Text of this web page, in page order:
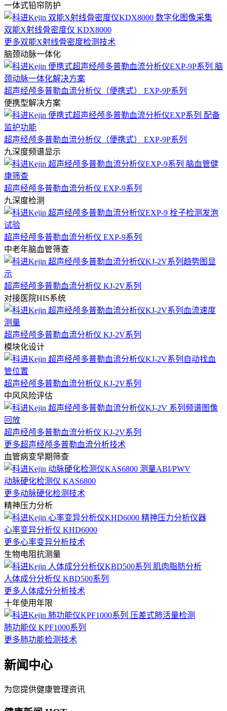
一体式铅帘防护
双能X射线骨密度仪 KDX8000
更多双能X射线骨密度检测技术
脑颈动脉一体化
超声经颅多普勒血流分析仪（便携式） EXP-9P系列
便携型解决方案
超声经颅多普勒血流分析仪（便携式） EXP-9P系列
九深度频谱显示
超声经颅多普勒血流分析仪 EXP-9系列
九深度检测
超声经颅多普勒血流分析仪 EXP-9系列
中老年脑血管筛查
超声经颅多普勒血流分析仪 KJ-2V系列
对接医院HIS系统
超声经颅多普勒血流分析仪 KJ-2V系列
模块化设计
超声经颅多普勒血流分析仪 KJ-2V系列
中风风险评估
超声经颅多普勒血流分析仪 KJ-2V系列
更多超声经颅多普勒血流分析技术
血管病变早期筛查
动脉硬化检测仪 KAS6800
更多动脉硬化检测技术
精神压力分析
心率变异分析仪 KHD6000
更多心率变异分析技术
生物电阻抗测量
人体成分分析仪 KBD500系列
更多人体成分分析技术
十年使用年限
肺功能仪 KPF1000系列
更多肺功能检测技术
新闻中心
为您提供健康管理资讯